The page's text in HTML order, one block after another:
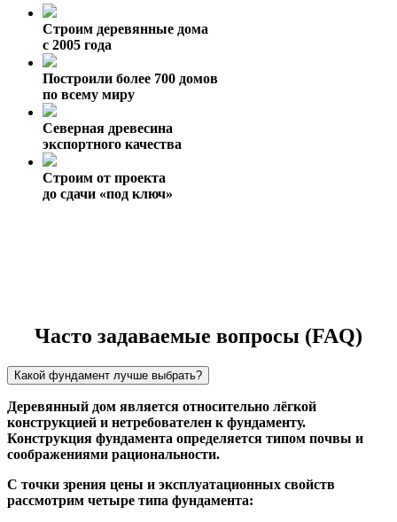
Строим деревянные дома
с 2005 года
Построили более 700 домов
по всему миру
Северная древесина
экспортного качества
Строим от проекта
до сдачи «под ключ»
Часто задаваемые вопросы (FAQ)
Какой фундамент лучше выбрать?
Деревянный дом является относительно лёгкой
конструкцией и нетребователен к фундаменту.
Конструкция фундамента определяется типом почвы и
соображениями рациональности.
С точки зрения цены и эксплуатационных свойств
рассмотрим четыре типа фундамента: